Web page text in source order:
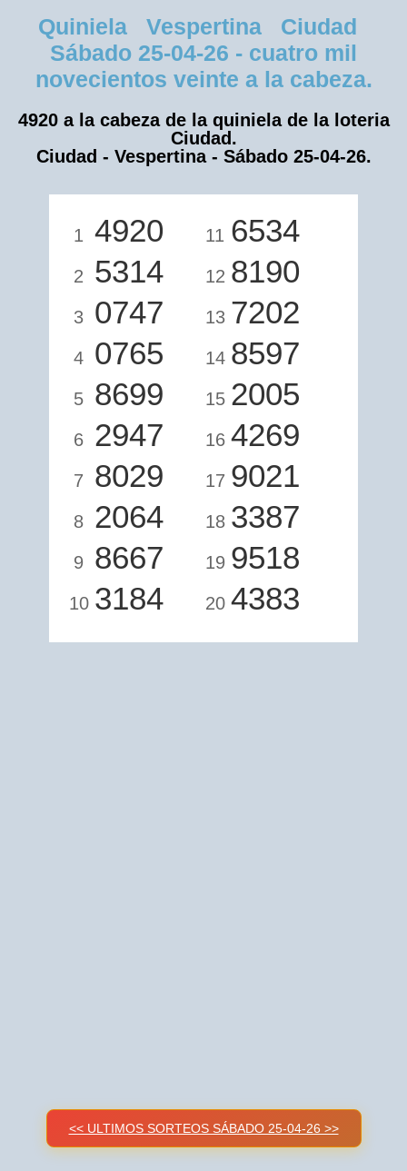
Quiniela Vespertina Ciudad
Sábado 25-04-26 - cuatro mil
novecientos veinte a la cabeza.
4920 a la cabeza de la quiniela de la loteria
Ciudad.
Ciudad - Vespertina - Sábado 25-04-26.
1 4920
2 5314
3 0747
4 0765
5 8699
6 2947
7 8029
8 2064
9 8667
10 3184
11 6534
12 8190
13 7202
14 8597
15 2005
16 4269
17 9021
18 3387
19 9518
20 4383
<< ULTIMOS SORTEOS SÁBADO 25-04-26 >>